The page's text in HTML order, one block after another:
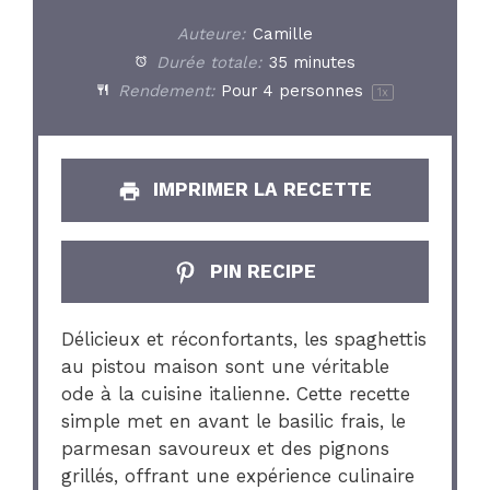
Auteure: Camille
Durée totale: 35 minutes
Rendement: Pour 4 personnes 1 x
IMPRIMER LA RECETTE
PIN RECIPE
Délicieux et réconfortants, les spaghettis
au pistou maison sont une véritable
ode à la cuisine italienne. Cette recette
simple met en avant le basilic frais, le
parmesan savoureux et des pignons
grillés, offrant une expérience culinaire